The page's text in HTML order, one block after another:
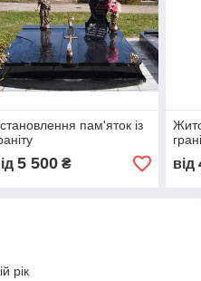
пам'яток із
5 500₴ від
рік